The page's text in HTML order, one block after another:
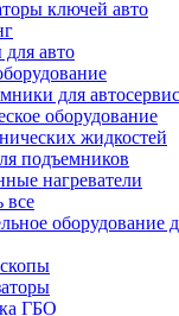
ключей авто
авто
для
оборудование
жидкостей
подъемников
нагреватели
все
оборудование
ГБО